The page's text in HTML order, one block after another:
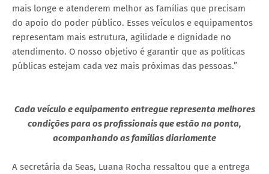
mais longe e atenderem melhor as famílias que precisam
do apoio do poder público. Esses veículos e equipamentos
representam mais estrutura, agilidade e dignidade no
atendimento. O nosso objetivo é garantir que as políticas
públicas estejam cada vez mais próximas das pessoas.”
Cada veículo e equipamento entregue representa melhores
condições para os profissionais que estão na ponta,
acompanhando as famílias diariamente
A secretária da Seas, Luana Rocha ressaltou que a entrega